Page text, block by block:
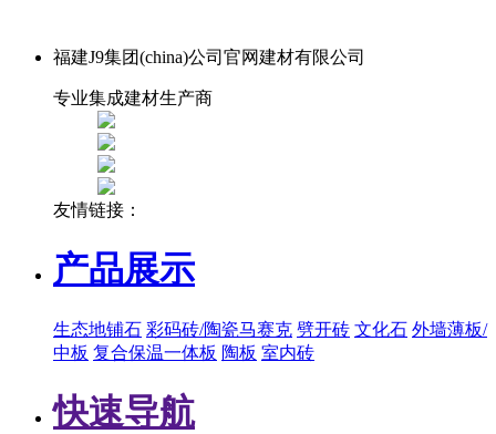
福建J9集团(china)公司官网建材有限公司
专业集成建材生产商
友情链接：
产品展示
生态地铺石 彩码砖/陶瓷马赛克 劈开砖 文化石 外墙薄板/
中板 复合保温一体板 陶板 室内砖
快速导航